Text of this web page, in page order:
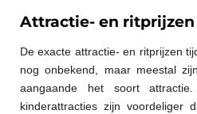
Attractie- en ritprijzen
De exacte attractie- en ritprijzen
nog onbekend, maar meestal
aangaande het soort attractie.
kinderattracties zijn voordeliger